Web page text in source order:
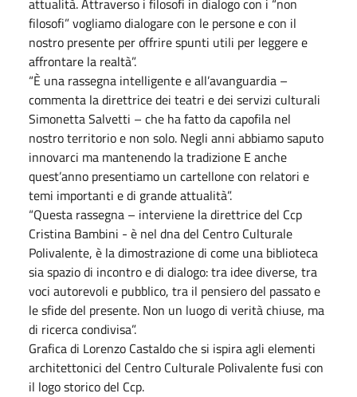
filosofi” vogliamo dialogare con le persone e con il
nostro presente per offrire spunti utili per leggere e
affrontare la realtà”.
“È una rassegna intelligente e all’avanguardia –
commenta la direttrice dei teatri e dei servizi culturali
Simonetta Salvetti – che ha fatto da capofila nel
nostro territorio e non solo. Negli anni abbiamo saputo
innovarci ma mantenendo la tradizione E anche
quest’anno presentiamo un cartellone con relatori e
temi importanti e di grande attualità”.
“Questa rassegna – interviene la direttrice del Ccp
Cristina Bambini - è nel dna del Centro Culturale
Polivalente, è la dimostrazione di come una biblioteca
sia spazio di incontro e di dialogo: tra idee diverse, tra
voci autorevoli e pubblico, tra il pensiero del passato e
le sfide del presente. Non un luogo di verità chiuse, ma
di ricerca condivisa”.
Grafica di Lorenzo Castaldo che si ispira agli elementi
architettonici del Centro Culturale Polivalente fusi con
il logo storico del Ccp.